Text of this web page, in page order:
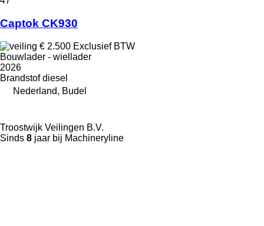
Captok CK930
€ 2.500 Exclusief BTW
Bouwlader - wiellader
2026
Brandstof diesel
Nederland, Budel
Troostwijk Veilingen B.V.
Sinds 8 jaar bij Machineryline